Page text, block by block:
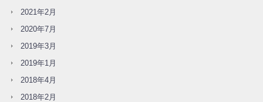
2021年2月
2020年7月
2019年3月
2019年1月
2018年4月
2018年2月